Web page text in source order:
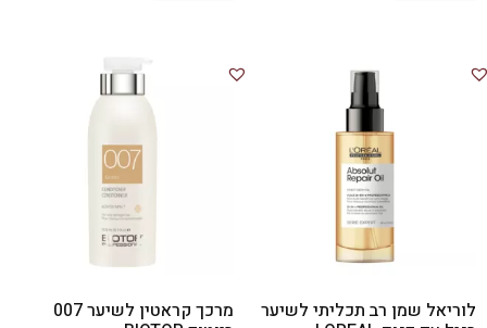
לוריאל שמן רב תכליתי לשיער מרכך קראטין לשיער 007